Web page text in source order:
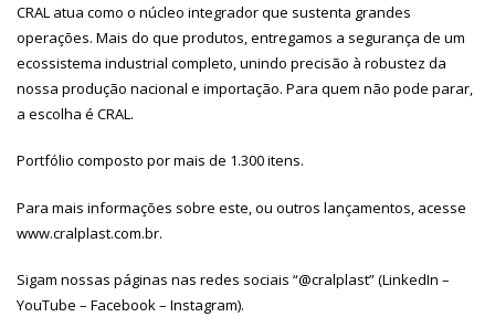
CRAL atua como o núcleo integrador que sustenta grandes
operações. Mais do que produtos, entregamos a segurança de um
ecossistema industrial completo, unindo precisão à robustez da
nossa produção nacional e importação. Para quem não pode parar,
a escolha é CRAL.
Portfólio composto por mais de 1.300 itens.
Para mais informações sobre este, ou outros lançamentos, acesse
www.cralplast.com.br.
Sigam nossas páginas nas redes sociais “@cralplast” (LinkedIn –
YouTube – Facebook – Instagram).